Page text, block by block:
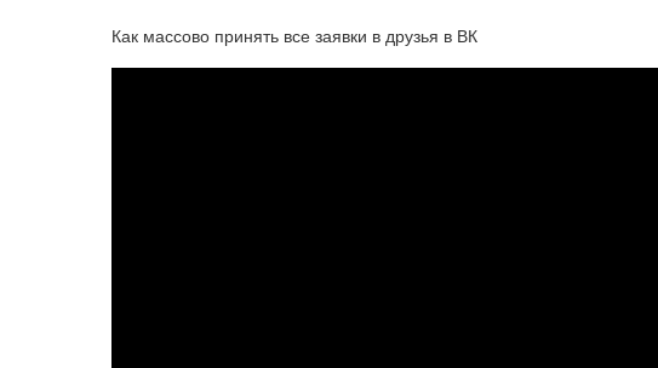
Как массово принять все заявки в друзья в ВК